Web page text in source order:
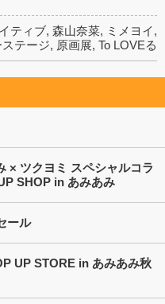
ティブ, 森山奈菜, ミメヨイ,
ステージ, 原画展, To LOVEる
× ツクヨミ スペシャルコラ
SHOP in あみあみ
ール
UP STORE in あみあみ秋